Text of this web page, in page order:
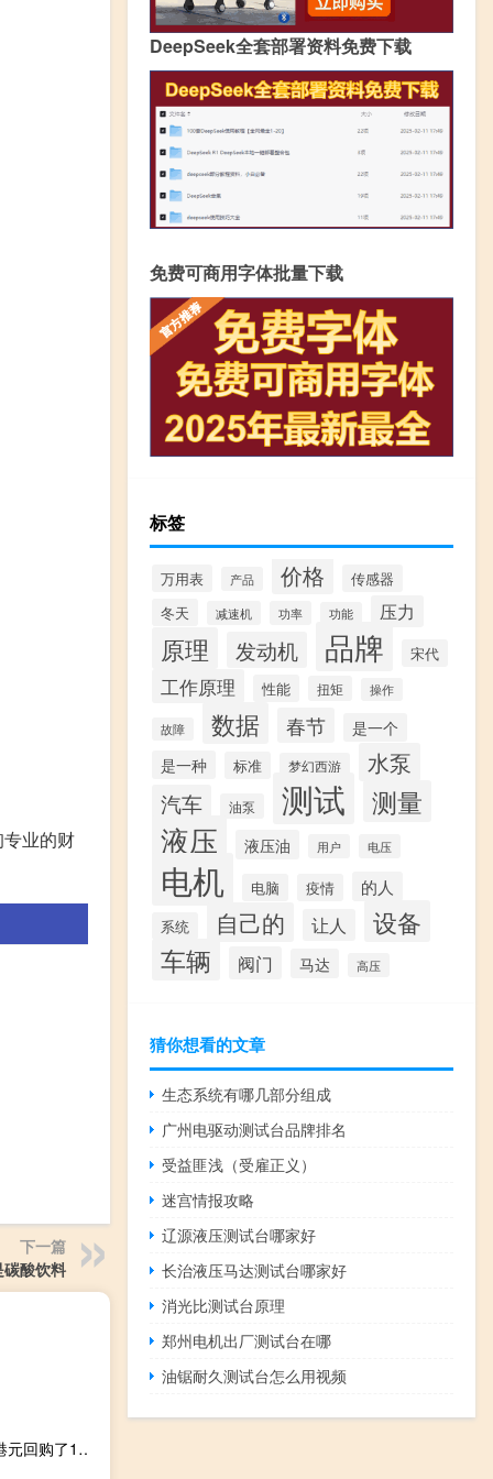
业的财
下一篇
酸饮料
港交所文件显示腾讯控股(00700.HK)于9月18日以4.003亿港元回购了130万股股份
DeepSeek全套部署资料免费下载
免费可商用字体批量下载
标签
万用表 产品 价格
传感器
冬天
减速机 功率 功能 压力
原理 发动机 品牌 宋代
工作原理 性能 扭矩 操作
故障 数据 春节
是一个
是一种
标准 梦幻西游 水泵
汽车 油泵 测试 测量
液压 液压油 用户 电压
电机 电脑 疫情 的人
系统 自己的 让人
设备
车辆
阀门 马达 高压
猜你想看的文章
生态系统有哪几部分组成
广州电驱动测试台品牌排名
受益匪浅（受雇正义）
迷宫情报攻略
辽源液压测试台哪家好
长治液压马达测试台哪家好
消光比测试台原理
郑州电机出厂测试台在哪
油锯耐久测试台怎么用视频